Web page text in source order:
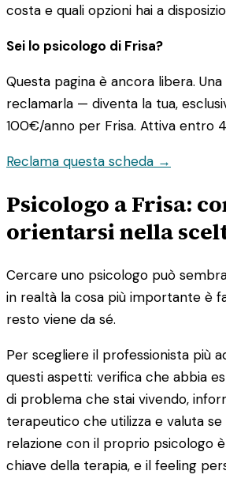
costa e quali opzioni hai a
Sei lo psicologo di Frisa?
Questa pagina è ancora libera.
reclamarla — diventa la tua,
100€/anno per Frisa. Attiva entro
Reclama questa scheda →
Psicologo a Frisa:
orientarsi nella
Cercare uno psicologo può
in realtà la cosa più importante è
resto viene da sé.
Per scegliere il professionista più
questi aspetti: verifica che abbia
di problema che stai vivendo,
terapeutico che utilizza e valuta se
relazione con il proprio psicologo
chiave della terapia, e il feeling